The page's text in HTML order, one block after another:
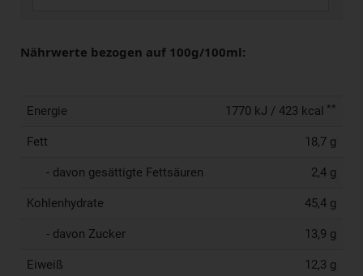
Nährwerte bezogen auf 100g/100ml:
Energie 1770 kJ / 423 kcal **
Fett 18,7 g
- davon gesättigte Fettsäuren 2,4 g
Kohlenhydrate 45,4 g
- davon Zucker 13,9 g
Eiweiß 12,3 g